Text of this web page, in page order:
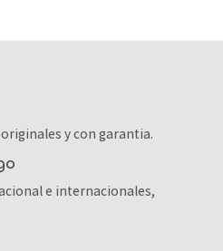
y con garantia.
e internacionales,